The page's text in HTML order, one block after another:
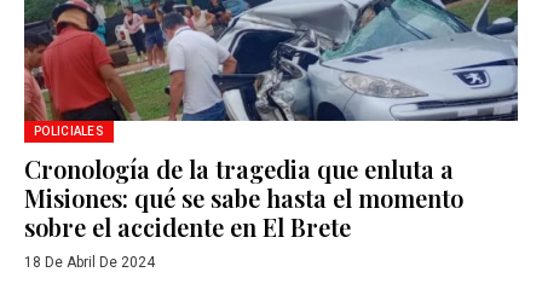
POLICIALES
Cronología de la tragedia que enluta a
Misiones: qué se sabe hasta el momento
sobre el accidente en El Brete
18 De Abril De 2024